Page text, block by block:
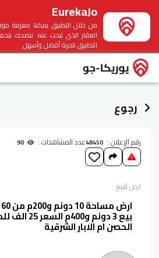
EurekaJo
من خلال التطبيق يمكننا معرفة
العقار الذي تبحث عنه. ننصحك
التطبيق لتجربة أفضل وأسهل
رجوع
رقم الإعلان : 48450عدد المشاهدات :
ارضللبيع
بيع 3 دونم
الحصن ام الابار الشرقية